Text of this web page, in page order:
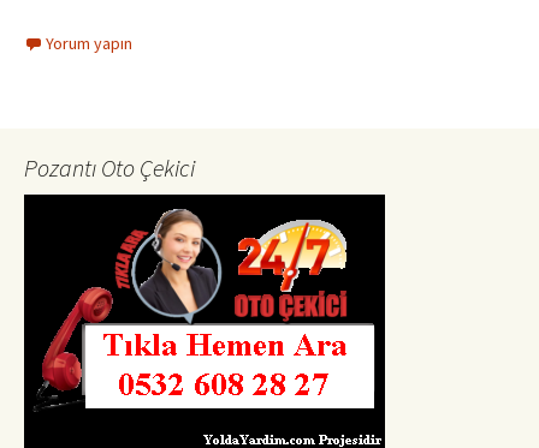
Yorum yapın
Pozantı Oto Çekici